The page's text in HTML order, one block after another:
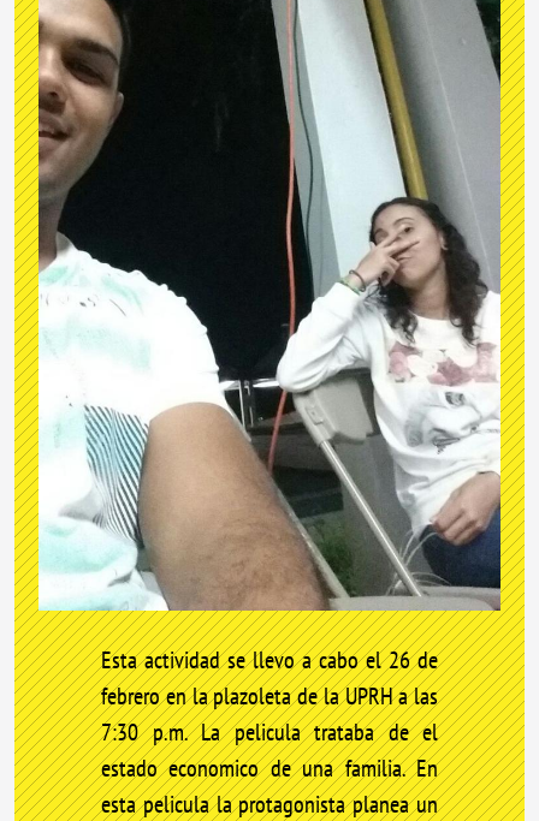
Esta actividad se llevo a cabo el 26 de
febrero en la plazoleta de la UPRH a las
7:30 p.m. La pelicula trataba de el
estado economico de una familia. En
esta pelicula la protagonista planea un